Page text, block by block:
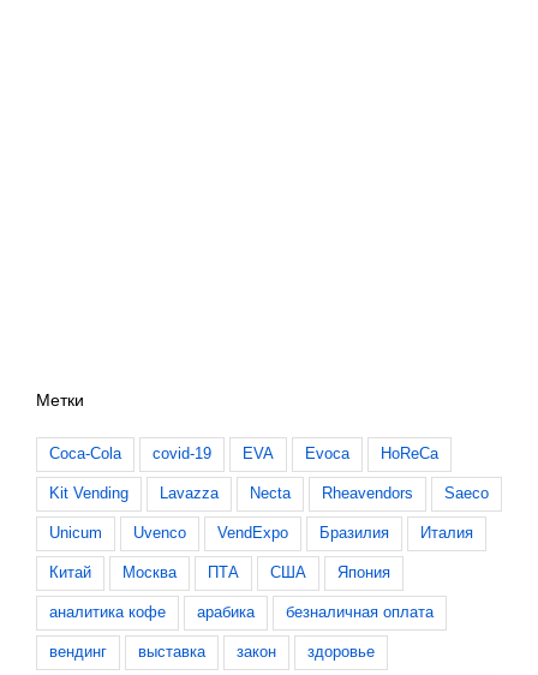
Метки
Coca-Cola covid-19 EVA Evoca HoReCa
Kit Vending Lavazza Necta Rheavendors Saeco
Unicum Uvenco VendExpo Бразилия Италия
Китай Москва ПТА США Япония
аналитика кофе арабика безналичная оплата
вендинг выставка закон здоровье